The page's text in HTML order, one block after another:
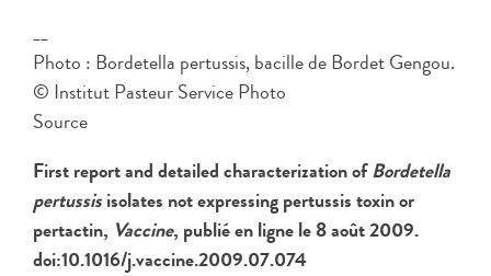
__
Photo : Bordetella pertussis, bacille de Bordet Gengou.
© Institut Pasteur Service Photo
Source
First report and detailed characterization ofBordetella
pertussisisolates not expressing pertussis toxin or
pertactin, Vaccine, publié en ligne le 8 août 2009.
doi:10.1016/j.vaccine.2009.07.074